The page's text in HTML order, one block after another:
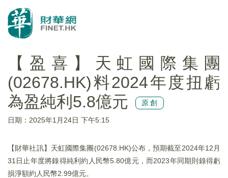
【盈喜】天虹國際集團
(02678.HK)料2024年度扭虧
為盈純利5.8億元
原創
日期：2025年1月24日 下午5:15
【財華社訊】天虹國際集團(02678.HK)公布，預期截至2024年12月
31日止年度將錄得純利約人民幣5.80億元，而2023年同期則錄得虧
損淨額約人民幣2.99億元。